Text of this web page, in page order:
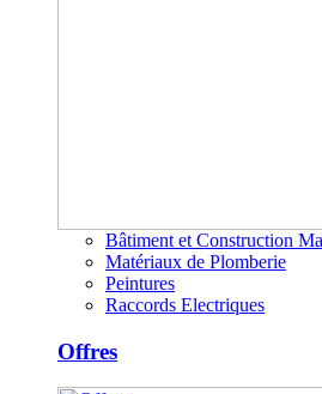
Bâtiment et Construction
Matériaux de Plomberie
Peintures
Raccords Electriques
Offres